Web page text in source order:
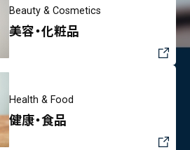
Beauty & Cosmetics
美容・化粧品
Health & Food
健康・食品